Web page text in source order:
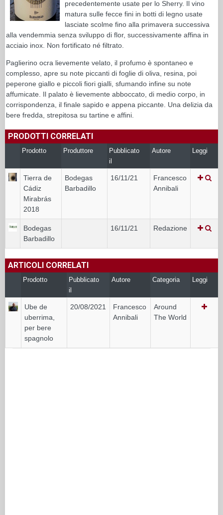
precedentemente usate per lo Sherry. Il vino
matura sulle fecce fini in botti di legno usate
lasciate scolme fino alla primavera successiva
alla vendemmia senza sviluppo di flor, successivamente affina in
acciaio inox. Non fortificato né filtrato.
Paglierino ocra lievemente velato, il profumo è spontaneo e
complesso, apre su note piccanti di foglie di oliva, resina, poi
peperone giallo e piccoli fiori gialli, sfumando infine su note
affumicate. Il palato è lievemente abboccato, di medio corpo, in
corrispondenza, il finale sapido e appena piccante. Una delizia da
bere fredda, strepitosa su tartine e affini.
PRODOTTI CORRELATI
Prodotto Produttore
Pubblicato
il
Autore Leggi
Tierra de
Cádiz
Mirabrás
2018
Bodegas
Barbadillo
16/11/21
Francesco
Annibali
Bodegas
Barbadillo
16/11/21 Redazione
ARTICOLI CORRELATI
Prodotto
Pubblicato
il
Autore Categoria Leggi
Ube de
uberrima,
per bere
spagnolo
20/08/2021
Francesco
Annibali
Around
The World